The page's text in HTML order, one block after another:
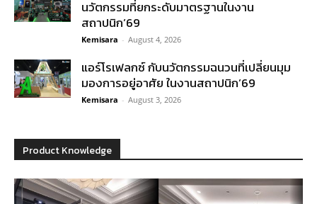
นวัตกรรมที่ยกระดับมาตรฐานในงาน
สถาปนิก’69
Kemisara - August 4, 2026
แอร์โรเฟลกซ์ กับนวัตกรรมฉนวนที่เปลี่ยนมุม
มองการอยู่อาศัย ในงานสถาปนิก’69
Kemisara - August 3, 2026
Product Knowledge